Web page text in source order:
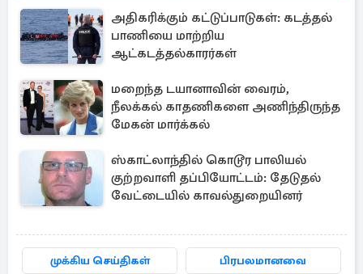
அதிகரிக்கும் கட்டுப்பாடுகள்: கடத்தல்
பாணியை மாற்றிய
ஆட்கடத்தல்காரர்கள்
மறைந்த டயானாவின் வைரம்,
நீலக்கல் காதணிகளை அணிந்திருந்த
மேகன் மார்க்கல்
ஸ்காட்லாந்தில் கொடூர பாலியல்
குற்றவாளி தப்பியோட்டம்: தேடுதல்
வேட்டையில் காவல்துறையினர்
முக்கிய செய்திகள் பிரபலமானவை